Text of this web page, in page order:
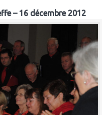
– 16 décembre 2012